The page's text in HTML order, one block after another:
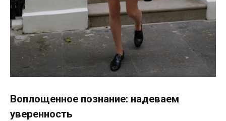
Воплощенное познание: надеваем
уверенность